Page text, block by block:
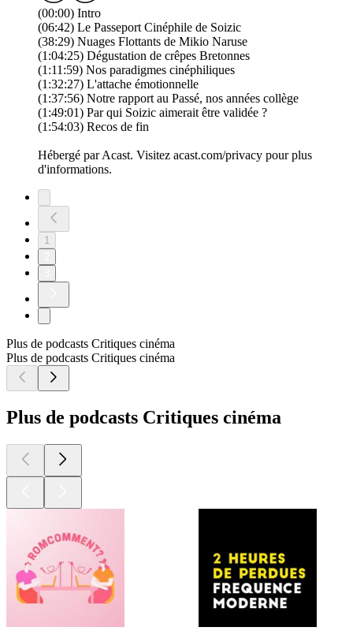
(00:00) Intro
(06:42) Le Passeport Cinéphile de Soizic
(38:29) Nuages Flottants de Mikio Naruse
(1:04:25) Dégustation de crêpes Bretonnes
(1:11:59) Nos paradigmes cinéphiliques
(1:32:27) L'attache émotionnelle
(1:37:56) Notre rapport au Passé, nos années collège
(1:49:01) Par qui Soizic aimerait être validée ?
(1:54:03) Recos de fin
Hébergé par Acast. Visitez acast.com/privacy pour plus
d'informations.
1
Plus de podcasts Critiques cinéma
Plus de podcasts Critiques cinéma
Plus de podcasts Critiques cinéma